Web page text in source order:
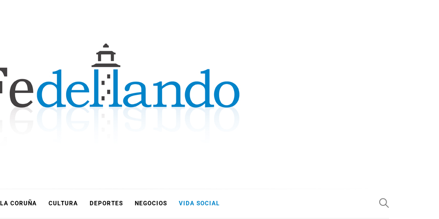
LA CORUÑA CULTURA DEPORTES NEGOCIOS VIDA SOCIAL